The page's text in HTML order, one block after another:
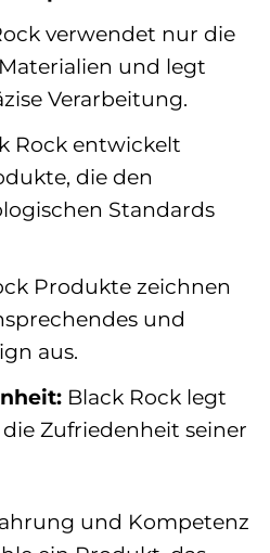
verwendet nur die
und legt
Verarbeitung.
Rock entwickelt
die den
Standards
Produkte zeichnen
und
aus.
Black Rock legt
Zufriedenheit seiner
und Kompetenz